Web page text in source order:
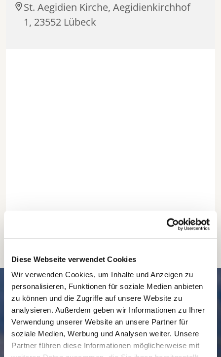
Diese Webseite verwendet Cookies
Wir verwenden Cookies, um Inhalte und Anzeigen zu
personalisieren, Funktionen für soziale Medien anbieten
zu können und die Zugriffe auf unsere Website zu
analysieren. Außerdem geben wir Informationen zu Ihrer
Verwendung unserer Website an unsere Partner für
soziale Medien, Werbung und Analysen weiter. Unsere
Partner führen diese Informationen möglicherweise mit
St. Aegidien Kirche, Aegidienkirchhof
1, 23552 Lübeck
SCHNELL // NAVIGIERT